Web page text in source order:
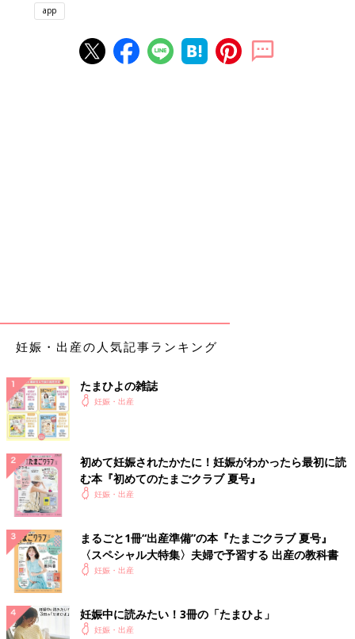
app
妊娠・出産の人気記事ランキング
たまひよの雑誌
妊娠・出産
初めて妊娠されたかたに！妊娠がわかったら最初に読
む本『初めてのたまごクラブ 夏号』
妊娠・出産
まるごと1冊“出産準備”の本『たまごクラブ 夏号』
〈スペシャル大特集〉夫婦で予習する 出産の教科書
妊娠・出産
妊娠中に読みたい！3冊の「たまひよ」
妊娠・出産